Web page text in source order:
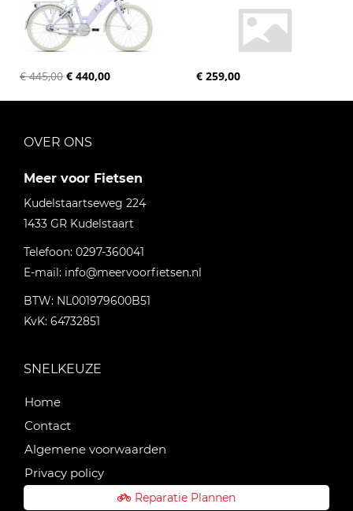
€ 445,00 € 440,00 € 259,00
OVER ONS
Meer voor Fietsen
Kudelstaartseweg 224
1433 GR Kudelstaart
Telefoon: 0297-360041
E-mail: info@meervoorfietsen.nl
BTW: NL001979600B51
KvK: 64732851
SNELKEUZE
Home
Contact
Algemene voorwaarden
Privacy policy
Reparatie Plannen